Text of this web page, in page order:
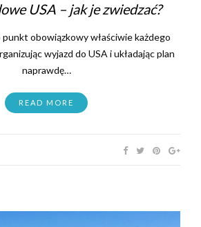
USA – jak je zwiedzać?
obowiązkowy właściwie każdego
wyjazd do USA i układając plan
naprawdę…
READ MORE